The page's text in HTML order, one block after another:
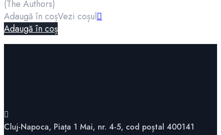
(The Authors)
Adaugă în coșVezi coșul
Adaugă în coș
Cluj-Napoca, Piața 1 Mai, nr. 4-5, cod poștal 400141